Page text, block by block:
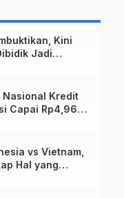
Kini
Jadi
Kredit
Capai Rp4,96
vs Vietnam,
Hal yang